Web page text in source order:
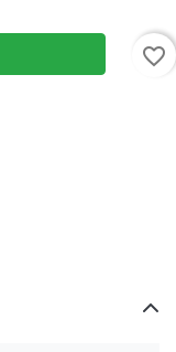
favorite_border